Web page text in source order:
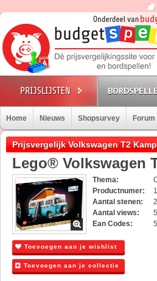
Home Nieuws Shopsurvey Forum
Prijsvergelijk Volkswagen T2
Lego® Volkswagen
Thema:
Productnumer:
Aantal stenen:
Aantal views:
Ean Codes:
Toevoegen aan je wishlist
Toevoegen aan je collectie